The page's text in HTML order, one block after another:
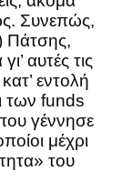
Συνεπώς,
Πάτσης,
αυτές τις
εντολή
των funds
γέννησε
μέχρι
του